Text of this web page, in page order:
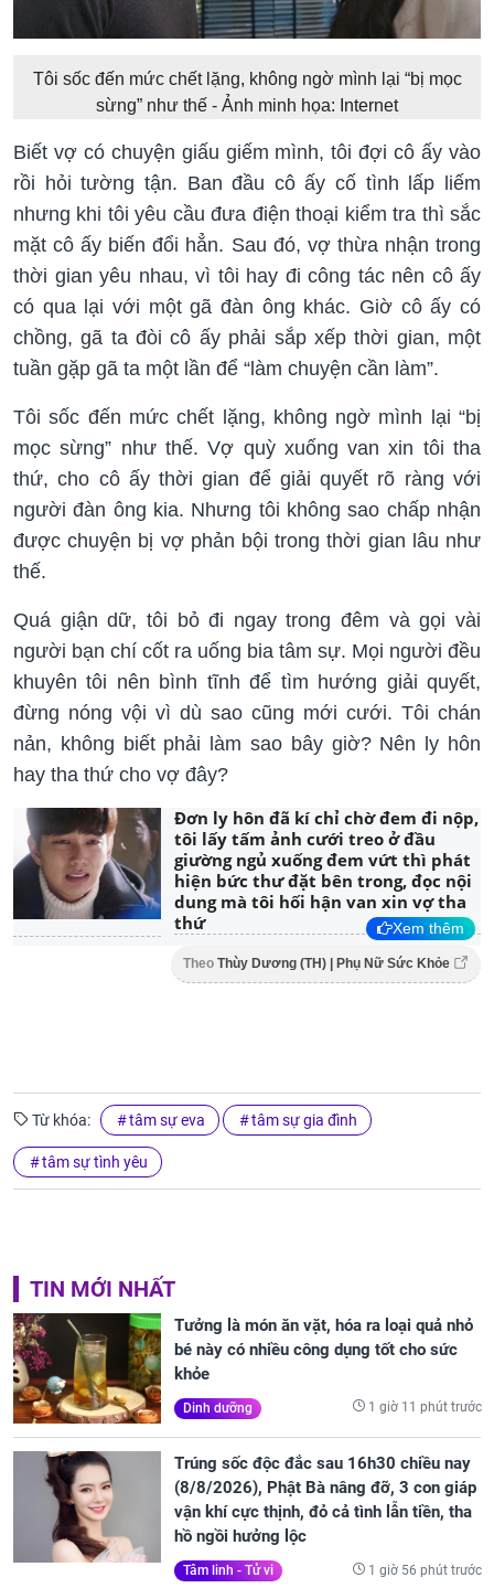
Tôi sốc đến mức chết lặng, không ngờ mình lại “bị mọc
sừng” như thế - Ảnh minh họa: Internet
Biết vợ có chuyện giấu giếm mình, tôi đợi cô ấy vào
rồi hỏi tường tận. Ban đầu cô ấy cố tình lấp liếm
nhưng khi tôi yêu cầu đưa điện thoại kiểm tra thì sắc
mặt cô ấy biến đổi hẳn. Sau đó, vợ thừa nhận trong
thời gian yêu nhau, vì tôi hay đi công tác nên cô ấy
có qua lại với một gã đàn ông khác. Giờ cô ấy có
chồng, gã ta đòi cô ấy phải sắp xếp thời gian, một
tuần gặp gã ta một lần để “làm chuyện cần làm”.
Tôi sốc đến mức chết lặng, không ngờ mình lại “bị
mọc sừng” như thế. Vợ quỳ xuống van xin tôi tha
thứ, cho cô ấy thời gian để giải quyết rõ ràng với
người đàn ông kia. Nhưng tôi không sao chấp nhận
được chuyện bị vợ phản bội trong thời gian lâu như
thế.
Quá giận dữ, tôi bỏ đi ngay trong đêm và gọi vài
người bạn chí cốt ra uống bia tâm sự. Mọi người đều
khuyên tôi nên bình tĩnh để tìm hướng giải quyết,
đừng nóng vội vì dù sao cũng mới cưới. Tôi chán
nản, không biết phải làm sao bây giờ? Nên ly hôn
hay tha thứ cho vợ đây?
Đơn ly hôn đã kí chỉ chờ đem đi nộp,
tôi lấy tấm ảnh cưới treo ở đầu
giường ngủ xuống đem vứt thì phát
hiện bức thư đặt bên trong, đọc nội
dung mà tôi hối hận van xin vợ tha
thứ
Xem thêm
Theo Thùy Dương (TH) | Phụ Nữ Sức Khỏe
Từ khóa: tâm sự eva tâm sự gia đình
tâm sự tình yêu
TIN MỚI NHẤT
Tưởng là món ăn vặt, hóa ra loại quả nhỏ
bé này có nhiều công dụng tốt cho sức
khỏe
Dinh dưỡng 1 giờ 11 phút trước
Trúng sốc độc đắc sau 16h30 chiều nay
(8/8/2026), Phật Bà nâng đỡ, 3 con giáp
vận khí cực thịnh, đỏ cả tình lẫn tiền, tha
hồ ngồi hưởng lộc
Tâm linh - Tử vi 1 giờ 56 phút trước